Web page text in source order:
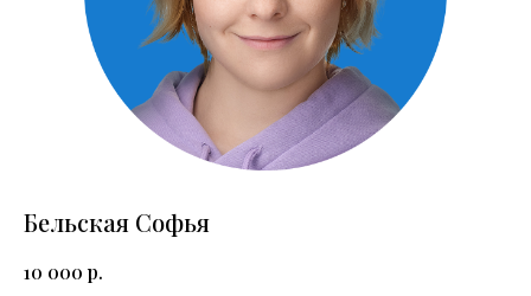
Бельская Софья
10 000 р.
Клинический психолог Мария Звегинцева — о том,
как психика справляется с потерями и травмами,
что такое ПТСР и как помочь себе и близким.